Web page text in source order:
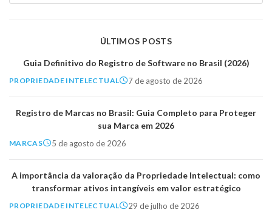
ÚLTIMOS POSTS
Guia Definitivo do Registro de Software no Brasil (2026)
PROPRIEDADE INTELECTUAL 7 de agosto de 2026
Registro de Marcas no Brasil: Guia Completo para Proteger
sua Marca em 2026
MARCAS 5 de agosto de 2026
A importância da valoração da Propriedade Intelectual: como
transformar ativos intangíveis em valor estratégico
PROPRIEDADE INTELECTUAL 29 de julho de 2026